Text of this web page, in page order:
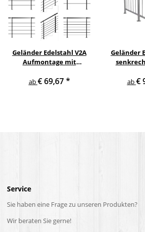
Geländer Edelstahl V2A
Aufmontage mit
Querstreben
ab€ 69,67*
Geländer
ab€
Service
Sie haben eine Frage zu unseren Produkten?
Wir beraten Sie gerne!